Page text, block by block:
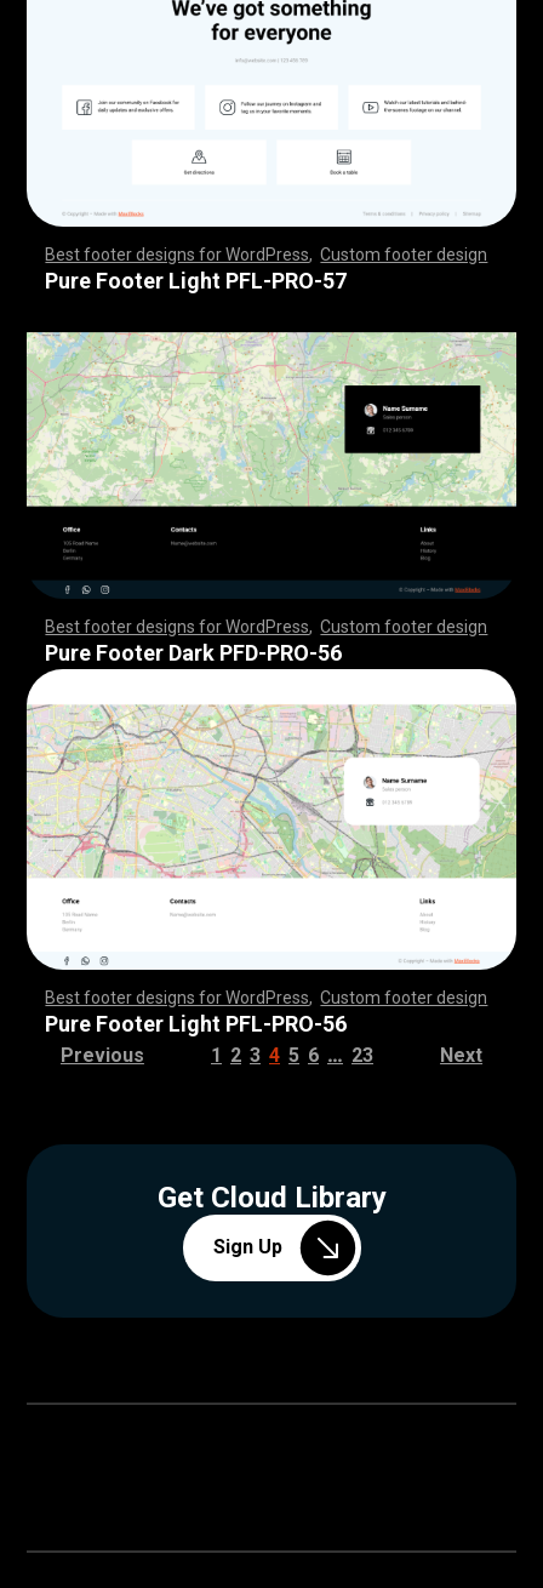
Best footer designs for WordPress ,Custom footer design
,,,,,,,,,,,,,,,,,,,,,,,,,,,,,,,,,,,,, ,,,,,,,,,,,,,,,,,,,,,,,,
,,,,,,,,,,,,,,,,,,,,,,,,,,,,,,,,,,,,, ,,,,,,,,,,,,,,,,,,,,,,,,
,,,,,,,,
Pure Footer Light PFL-PRO-57
Best footer designs for WordPress ,Custom footer design
,,,,,,,,,,,,,,,,,,,,,,,,,,,,,,,,,,,,, ,,,,,,,,,,,,,,,,,,,,,,,,
,,,,,,,,,,,,,,,,,,,,,,,,,,,,,,,,,,,,, ,,,,,,,,,,,,,,,,,,,,,,,,
,,,,,,,,
Pure Footer Dark PFD-PRO-56
Best footer designs for WordPress ,Custom footer design
,,,,,,,,,,,,,,,,,,,,,,,,,,,,,,,,,,,,, ,,,,,,,,,,,,,,,,,,,,,,,,
,,,,,,,,,,,,,,,,,,,,,,,,,,,,,,,,,,,,, ,,,,,,,,,,,,,,,,,,,,,,,,
,,,,,,,,
Pure Footer Light PFL-PRO-56
Previous 1 2 3 4 5 6 … 23 Next
Get Cloud Library
Sign Up